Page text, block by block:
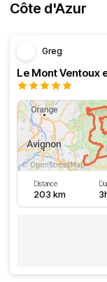
Côte d'Azur
Greg
Le Mont Ventoux
Distance
203 km